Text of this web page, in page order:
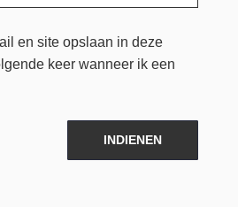
en site opslaan in deze
keer wanneer ik een
INDIENEN